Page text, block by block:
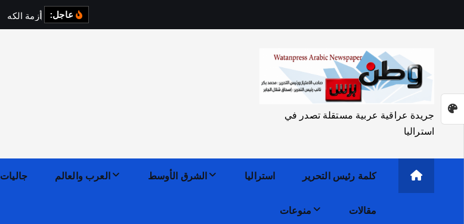
عاجل: أزمة ا كه رباء في
جريدة عراقية عربية مستقلة تصدر في
استراليا
كلمة رئيس التحرير استراليا الشرق الأوسط العرب والعالم جاليات
مقالات منوعات